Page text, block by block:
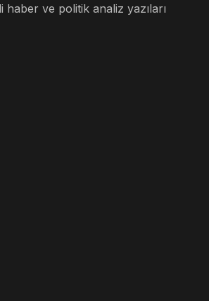
ve politik analiz yazıları